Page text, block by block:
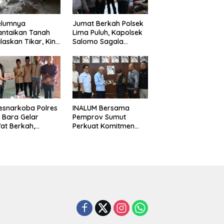
Tanah
Tikar, Kini
Rumah yang
Berkat Satgas
Ke-129 Kodim
Asahan
Jumat Berkah Polsek
Lima Puluh, Kapolsek
Salomo Sagala
kepada 50 Petani di
Simpang Gambus
Polres
Bara Gelar
Berkah,
INALUM Bersama
Pemprov Sumut
Perkuat Komitmen